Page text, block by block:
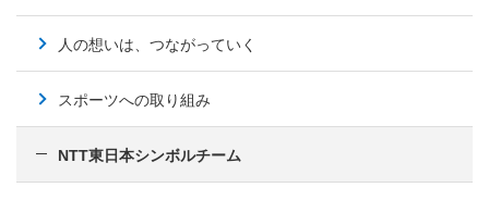
人の想いは、つながっていく
スポーツへの取り組み
NTT東日本シンボルチーム